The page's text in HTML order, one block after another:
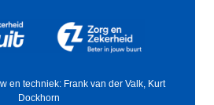
en techniek: Frank van der Valk, Kurt
Dockhorn